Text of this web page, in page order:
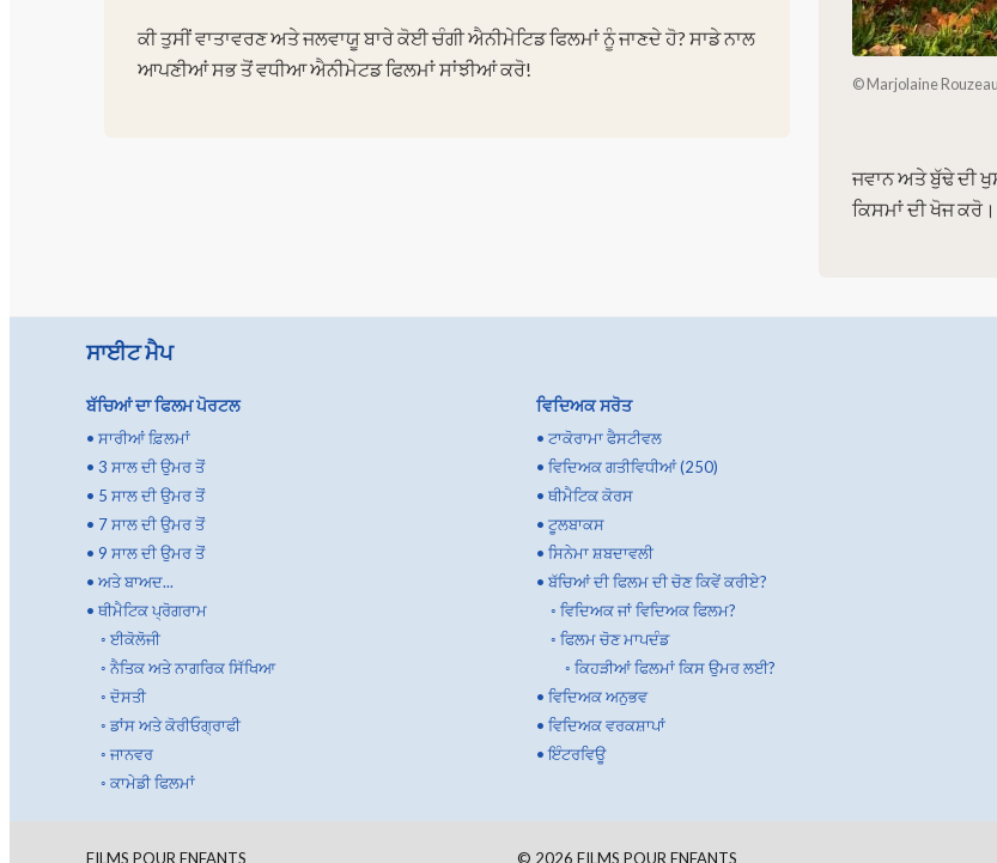
ਕੀ ਤੁਸੀਂ ਵਾਤਾਵਰਣ ਅਤੇ ਜਲਵਾਯੂ ਬਾਰੇ ਕੋਈ ਚੰਗੀ ਐਨੀਮੇਟਿਡ ਫਿਲਮਾਂ ਨੂੰ ਜਾਣਦੇ ਹੋ? ਸਾਡੇ ਨਾਲ
ਆਪਣੀਆਂ ਸਭ ਤੋਂ ਵਧੀਆ ਐਨੀਮੇਟਡ ਫਿਲਮਾਂ ਸਾਂਝੀਆਂ ਕਰੋ!
© Marjolaine
ਜਵਾਨ ਅਤੇ ਬੁੱਢੇ ਦੀ
ਕਿਸਮਾਂ ਦੀ ਖੋਜ ਕਰੋ।
ਸਾਈਟ ਮੈਪ
ਬੱਚਿਆਂ ਦਾ ਫਿਲਮ ਪੋਰਟਲ
• ਸਾਰੀਆਂ ਫ਼ਿਲਮਾਂ
• 3 ਸਾਲ ਦੀ ਉਮਰ ਤੋਂ
• 5 ਸਾਲ ਦੀ ਉਮਰ ਤੋਂ
• 7 ਸਾਲ ਦੀ ਉਮਰ ਤੋਂ
• 9 ਸਾਲ ਦੀ ਉਮਰ ਤੋਂ
• ਅਤੇ ਬਾਅਦ...
• ਥੀਮੈਟਿਕ ਪ੍ਰੋਗਰਾਮ
◦ ਈਕੋਲੋਜੀ
◦ ਨੈਤਿਕ ਅਤੇ ਨਾਗਰਿਕ ਸਿੱਖਿਆ
◦ ਦੋਸਤੀ
◦ ਡਾਂਸ ਅਤੇ ਕੋਰੀਓਗ੍ਰਾਫੀ
◦ ਜਾਨਵਰ
◦ ਕਾਮੇਡੀ ਫਿਲਮਾਂ
ਵਿਦਿਅਕ ਸਰੋਤ
• ਟਾਕੋਰਾਮਾ ਫੈਸਟੀਵਲ
• ਵਿਦਿਅਕ ਗਤੀਵਿਧੀਆਂ (250)
• ਥੀਮੈਟਿਕ ਕੋਰਸ
• ਟੂਲਬਾਕਸ
• ਸਿਨੇਮਾ ਸ਼ਬਦਾਵਲੀ
• ਬੱਚਿਆਂ ਦੀ ਫਿਲਮ ਦੀ ਚੋਣ ਕਿਵੇਂ ਕਰੀਏ?
◦ ਵਿਦਿਅਕ ਜਾਂ ਵਿਦਿਅਕ ਫਿਲਮ?
◦ ਫਿਲਮ ਚੋਣ ਮਾਪਦੰਡ
◦ ਕਿਹੜੀਆਂ ਫਿਲਮਾਂ ਕਿਸ ਉਮਰ ਲਈ?
• ਵਿਦਿਅਕ ਅਨੁਭਵ
• ਵਿਦਿਅਕ ਵਰਕਸ਼ਾਪਾਂ
•ਇੰਟਰਵਿਊ
FILMS POUR ENFANTS © 2026 FILMS POUR ENFANTS